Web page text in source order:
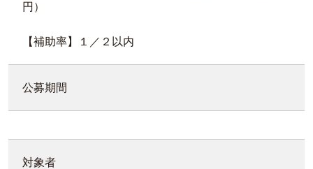
円）
【補助率】１／２以内
公募期間
対象者